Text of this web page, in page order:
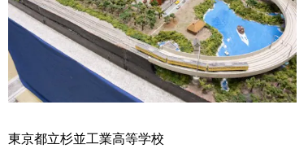
東京都立杉並工業高等学校